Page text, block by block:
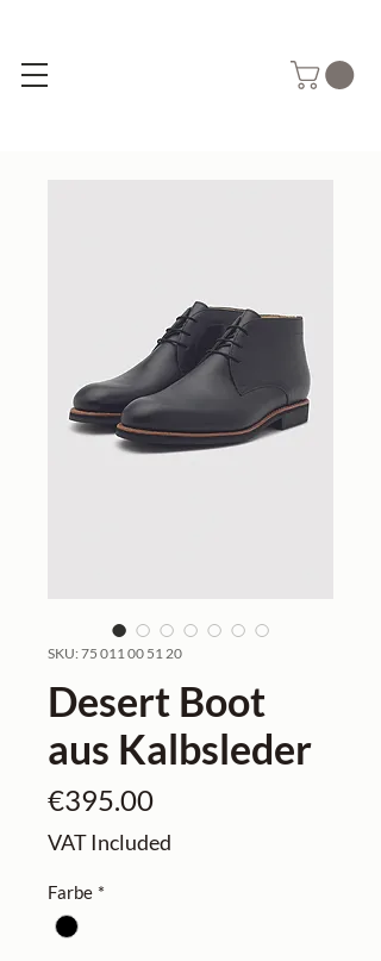
SKU: 75 011 00 51 20
Desert Boot
aus Kalbsleder
€395.00Price
VAT Included
Farbe *